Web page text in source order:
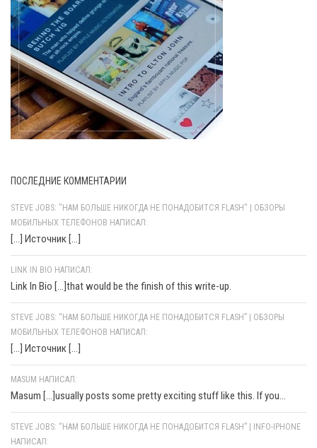
ПОСЛЕДНИЕ КОММЕНТАРИИ
STEVE JOBS: "НАМ БОЛЬШЕ НИКОГДА НЕ ПОНАДОБИТСЯ FLASH" | ОБЗОРЫ
МОБИЛЬНЫХ ТЕЛЕФОНОВ НАПИСАЛ:
[…] Источник […]
LINK IN BIO НАПИСАЛ:
Link In Bio [...]that would be the finish of this write-up.
STEVE JOBS: “НАМ БОЛЬШЕ НИКОГДА НЕ ПОНАДОБИТСЯ FLASH” | ОБЗОРЫ
МОБИЛЬНЫХ ТЕЛЕФОНОВ НАПИСАЛ:
[…] Источник […]
MASUM НАПИСАЛ:
Masum [...]usually posts some pretty exciting stuff like this. If you...
STEVE JOBS: “НАМ БОЛЬШЕ НИКОГДА НЕ ПОНАДОБИТСЯ FLASH” | INFO-IPHONE
НАПИСАЛ: